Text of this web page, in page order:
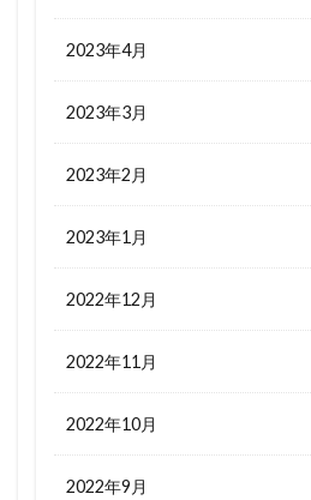
2023年4月
2023年3月
2023年2月
2023年1月
2022年12月
2022年11月
2022年10月
2022年9月